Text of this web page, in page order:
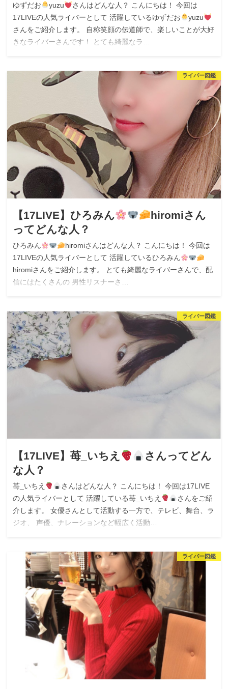
ゆずだお yuzu
さんはどんな人？ こんにちは！ 今回は
17LIVEの人気ライバーとして 活躍しているゆずだお
yuzu
さんをご紹介します。 自称笑顔の伝道師で、楽しいことが大好
きなライバーさんです！ とても綺麗なラ…
ライバー図鑑
【17LIVE】ひろみん
hiromiさん
ってどんな人？
ひろみん
hiromiさんはどんな人？ こんにちは！ 今回は
17LIVEの人気ライバーとして 活躍しているひろみん
hiromiさんをご紹介します。 とても綺麗なライバーさんで、配
信にはたくさんの 男性リスナーさ…
ライバー図鑑
【17LIVE】苺_いちえ
さんってどん
な人？
苺_いちえ
さんはどんな人？ こんにちは！ 今回は17LIVE
の人気ライバーとして 活躍している苺_いちえ
さんをご紹
介します。 女優さんとして活動する一方で、テレビ、舞台、ラ
ジオ、 声優、ナレーションなど幅広く活動…
ライバー図鑑